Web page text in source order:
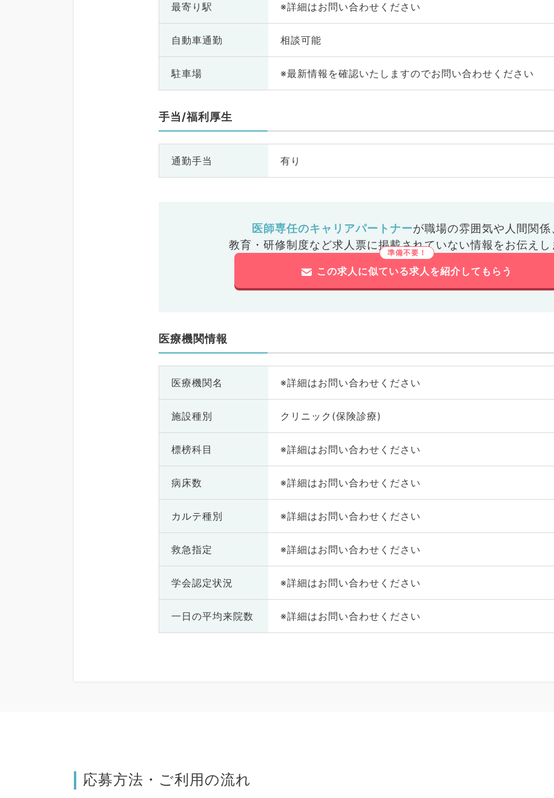
最寄り駅 ※詳細はお問い合わせください
自動車通勤 相談可能
駐車場 ※最新情報を確認いたしますのでお問い合わせください
手当/福利厚生
通勤手当 有り
医師専任のキャリアパートナーが職場の雰囲気や人間関係
教育・研修制度など求人票に掲載されていない情報をお伝えし
この求人に似ている求人を紹介してもらう
医療機関情報
医療機関名 ※詳細はお問い合わせください
施設種別 クリニック(保険診療)
標榜科目 ※詳細はお問い合わせください
病床数 ※詳細はお問い合わせください
カルテ種別 ※詳細はお問い合わせください
救急指定 ※詳細はお問い合わせください
学会認定状況 ※詳細はお問い合わせください
一日の平均来院数 ※詳細はお問い合わせください
応募方法・ご利用の流れ